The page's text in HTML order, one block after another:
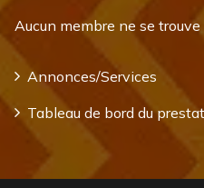
Aucun membre ne se
Annonces/Services
Tableau de bord du